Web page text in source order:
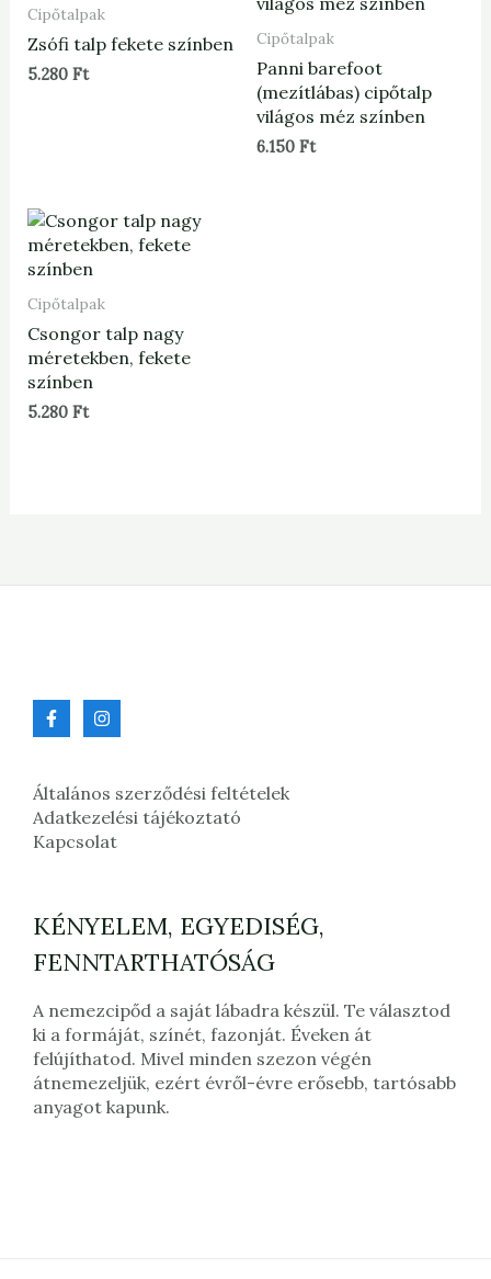
Cipőtalpak
Zsófi talp fekete színben
5.280 Ft
Cipőtalpak
Panni barefoot
(mezítlábas) cipőtalp
világos méz színben
6.150 Ft
Cipőtalpak
Csongor talp nagy
méretekben, fekete
színben
5.280 Ft
Általános szerződési feltételek
Adatkezelési tájékoztató
Kapcsolat
KÉNYELEM, EGYEDISÉG,
FENNTARTHATÓSÁG
A nemezcipőd a saját lábadra készül. Te választod
ki a formáját, színét, fazonját. Éveken át
felújíthatod. Mivel minden szezon végén
átnemezeljük, ezért évről-évre erősebb, tartósabb
anyagot kapunk.